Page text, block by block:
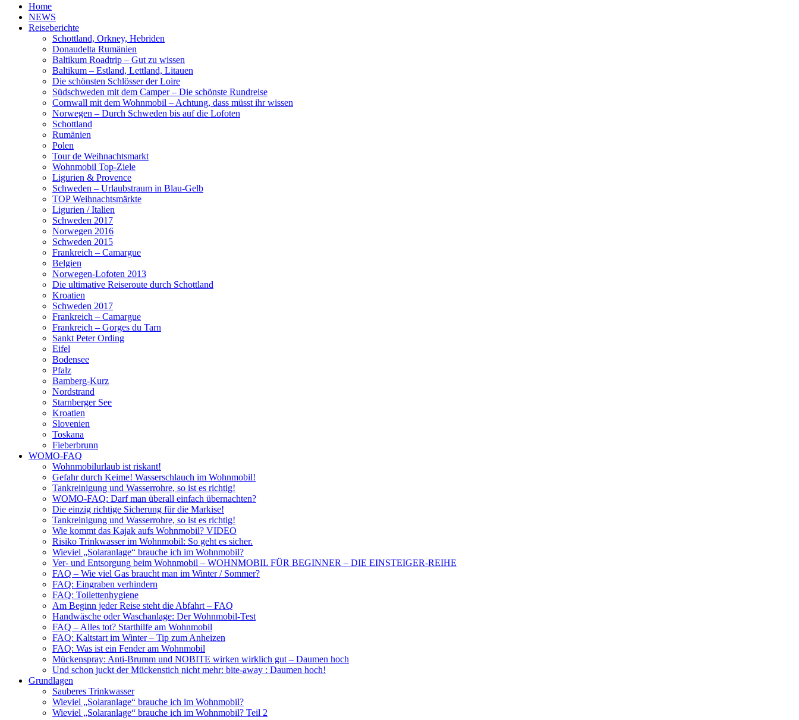
Home
NEWS
Reiseberichte
Schottland, Orkney, Hebriden
Donaudelta Rumänien
Baltikum Roadtrip – Gut zu wissen
Baltikum – Estland, Lettland, Litauen
Die schönsten Schlösser der Loire
Südschweden mit dem Camper – Die schönste Rundreise
Cornwall mit dem Wohnmobil – Achtung, dass müsst ihr wissen
Norwegen – Durch Schweden bis auf die Lofoten
Schottland
Rumänien
Polen
Tour de Weihnachtsmarkt
Wohnmobil Top-Ziele
Ligurien & Provence
Schweden – Urlaubstraum in Blau-Gelb
TOP Weihnachtsmärkte
Ligurien / Italien
Schweden 2017
Norwegen 2016
Schweden 2015
Frankreich – Camargue
Belgien
Norwegen-Lofoten 2013
Die ultimative Reiseroute durch Schottland
Kroatien
Schweden 2017
Frankreich – Camargue
Frankreich – Gorges du Tarn
Sankt Peter Ording
Eifel
Bodensee
Pfalz
Bamberg-Kurz
Nordstrand
Starnberger See
Kroatien
Slovenien
Toskana
Fieberbrunn
WOMO-FAQ
Wohnmobilurlaub ist riskant!
Gefahr durch Keime! Wasserschlauch im Wohnmobil!
Tankreinigung und Wasserrohre, so ist es richtig!
WOMO-FAQ: Darf man überall einfach übernachten?
Die einzig richtige Sicherung für die Markise!
Tankreinigung und Wasserrohre, so ist es richtig!
Wie kommt das Kajak aufs Wohnmobil? VIDEO
Risiko Trinkwasser im Wohnmobil: So geht es sicher.
Wieviel „Solaranlage“ brauche ich im Wohnmobil?
Ver- und Entsorgung beim Wohnmobil – WOHNMOBIL FÜR BEGINNER – DIE EINSTEIGER-REIHE
FAQ – Wie viel Gas braucht man im Winter / Sommer?
FAQ: Eingraben verhindern
FAQ: Toilettenhygiene
Am Beginn jeder Reise steht die Abfahrt – FAQ
Handwäsche oder Waschanlage: Der Wohnmobil-Test
FAQ – Alles tot? Starthilfe am Wohnmobil
FAQ: Kaltstart im Winter – Tip zum Anheizen
FAQ: Was ist ein Fender am Wohnmobil
Mückenspray: Anti-Brumm und NOBITE wirken wirklich gut – Daumen hoch
Und schon juckt der Mückenstich nicht mehr: bite-away : Daumen hoch!
Grundlagen
Sauberes Trinkwasser
Wieviel „Solaranlage“ brauche ich im Wohnmobil?
Wieviel „Solaranlage“ brauche ich im Wohnmobil? Teil 2